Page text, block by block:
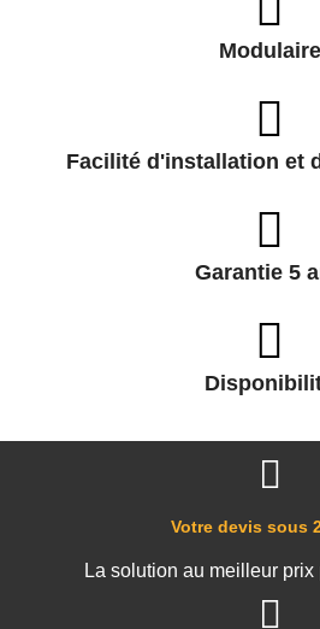
Modulaire
Facilité d'installation et
Garantie 5
Votre devis sous
La solution au meilleur